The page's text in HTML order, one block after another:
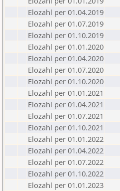
Elozahl per 01.04.2019
Elozahl per 01.07.2019
Elozahl per 01.10.2019
Elozahl per 01.01.2020
Elozahl per 01.04.2020
Elozahl per 01.07.2020
Elozahl per 01.10.2020
Elozahl per 01.01.2021
Elozahl per 01.04.2021
Elozahl per 01.07.2021
Elozahl per 01.10.2021
Elozahl per 01.01.2022
Elozahl per 01.04.2022
Elozahl per 01.07.2022
Elozahl per 01.10.2022
Elozahl per 01.01.2023